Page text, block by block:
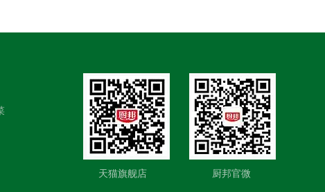
天猫旗舰店 厨邦官微